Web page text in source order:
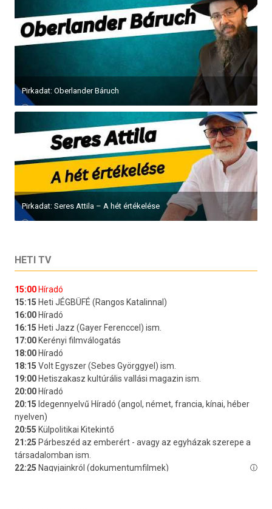
Pirkadat: Oberlander Báruch
Pirkadat: Seres Attila – A hét értékelése
HETI TV